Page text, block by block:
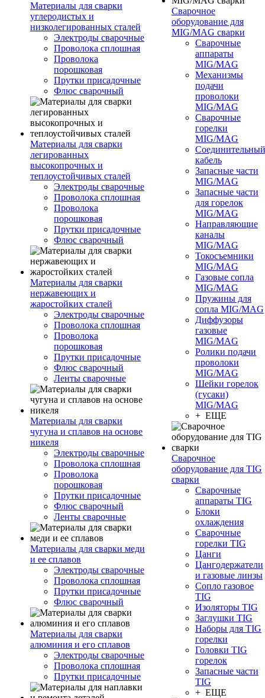
Материалы для сварки
углеродистых и
низколегированных сталей
Электроды сварочные
Проволока сплошная
Проволока
порошковая
Прутки присадочные
Флюс сварочный
Материалы для сварки
легированных
высокопрочных и
теплоустойчивых сталей
Электроды сварочные
Проволока сплошная
Проволока
порошковая
Прутки присадочные
Флюс сварочный
Материалы для сварки
нержавеющих и
жаростойких сталей
Электроды сварочные
Проволока сплошная
Проволока
порошковая
Прутки присадочные
Флюс сварочный
Ленты сварочные
Материалы для сварки
чугуна и сплавов на основе
никеля
Электроды сварочные
Проволока сплошная
Проволока
порошковая
Прутки присадочные
Флюс сварочный
Ленты сварочные
Материалы для сварки меди
и ее сплавов
Электроды сварочные
Проволока сплошная
Прутки присадочные
Флюс сварочный
Материалы для сварки
алюминия и его сплавов
Электроды сварочные
Проволока сплошная
Прутки присадочные
Сварочное
оборудование для
MIG/MAG сварки
Сварочные
аппараты
MIG/MAG
Механизмы
подачи
проволоки
MIG/MAG
Сварочные
горелки
MIG/MAG
Соединительный
кабель
Запасные части
MIG/MAG
Запасные части
для горелок
MIG/MAG
Направляющие
каналы
MIG/MAG
Токосъемники
MIG/MAG
Газовые сопла
MIG/MAG
Пружины для
сопла MIG/MAG
Диффузоры
газовые
MIG/MAG
Ролики подачи
проволоки
MIG/MAG
Шейки горелок
(гусаки)
MIG/MAG
+ ЕЩЕ
Сварочное
оборудование для TIG
сварки
Сварочные
аппараты TIG
Блоки
охлаждения
Сварочные
горелки TIG
Цанги
Цангодержатели
и газовые линзы
Сопло газовое
TIG
Изоляторы TIG
Заглушки TIG
Наборы для TIG
горелки
Головки TIG
горелок
Запасные части
TIG
+ ЕЩЕ